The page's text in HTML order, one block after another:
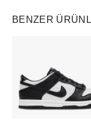
BENZER